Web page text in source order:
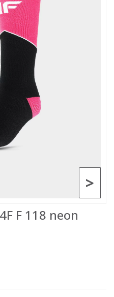
>
F 118 neon